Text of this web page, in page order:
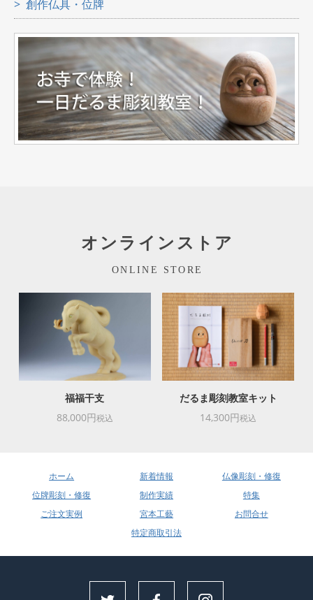
創作仏具・位牌
オンラインストア
ONLINE STORE
福福干支
88,000円税込
だるま彫刻教室キット
14,300円税込
ホーム 新着情報
仏像彫刻・修復
位牌彫刻・修復
制作実績
特集
ご注文実例
宮本工藝
お問合せ
特定商取引法